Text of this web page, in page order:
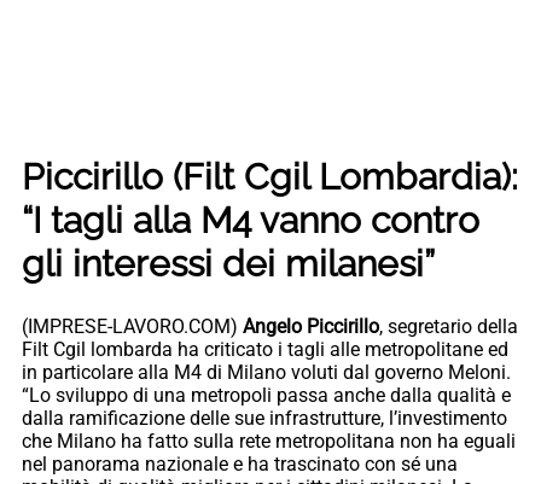
Piccirillo (Filt Cgil Lombardia):
“I tagli alla M4 vanno contro
gli interessi dei milanesi”
(IMPRESE-LAVORO.COM) Angelo Piccirillo, segretario della
Filt Cgil lombarda ha criticato i tagli alle metropolitane ed
in particolare alla M4 di Milano voluti dal governo Meloni.
“Lo sviluppo di una metropoli passa anche dalla qualità e
dalla ramificazione delle sue infrastrutture, l’investimento
che Milano ha fatto sulla rete metropolitana non ha eguali
nel panorama nazionale e ha trascinato con sé una